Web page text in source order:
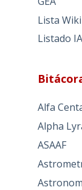
Lista
Listado
Alfa
Alpha
ASAAF